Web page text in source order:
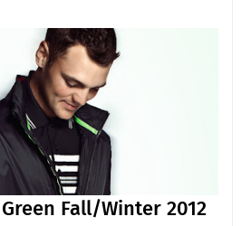
Green Fall/Winter 2012